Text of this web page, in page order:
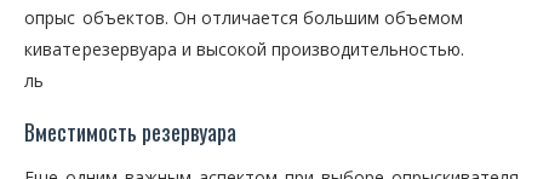
опрыс
кивате
ль
объектов. Он отличается большим объемом
резервуара и высокой производительностью.
Вместимость резервуара